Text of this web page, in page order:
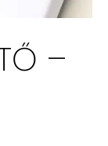
–